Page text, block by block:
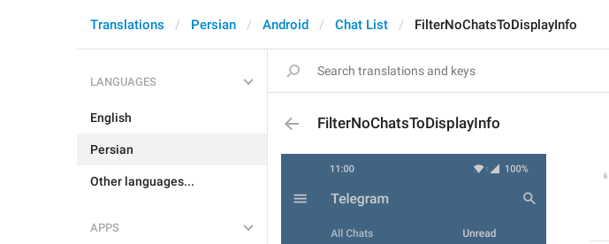
Translations Persian Android Chat List FilterNoChatsToDisplayInfo
LANGUAGES
English
Persian
Other languages...
APPS
FilterNoChatsToDisplayInfo